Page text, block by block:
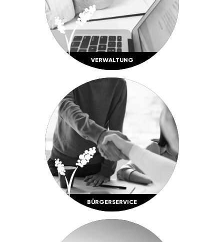
VERWAL­TUNG
BÜRGER­SERVICE